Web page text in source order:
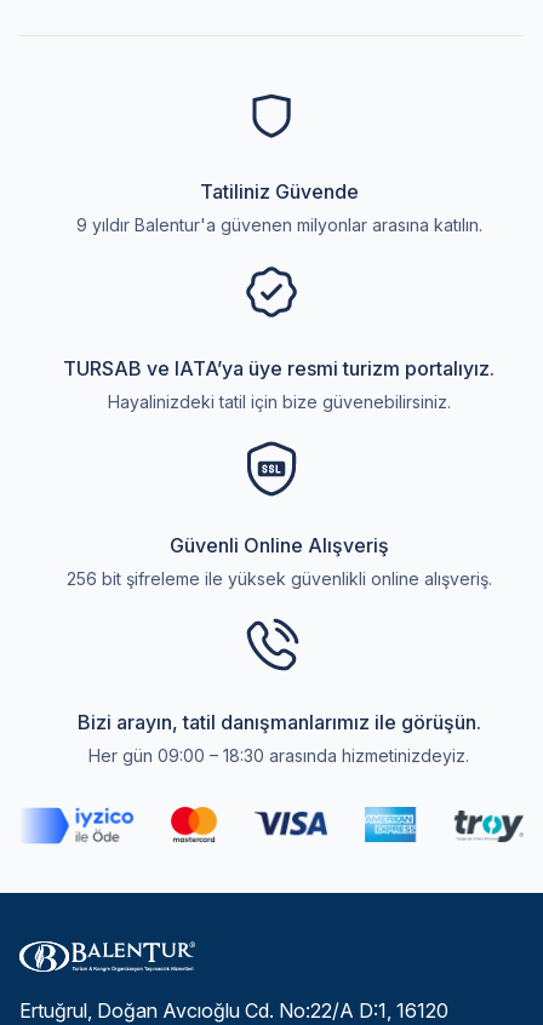
Tatiliniz Güvende
9 yıldır Balentur'a güvenen milyonlar arasına katılın.
TURSAB ve IATA’ya üye resmi turizm portalıyız.
Hayalinizdeki tatil için bize güvenebilirsiniz.
Güvenli Online Alışveriş
256 bit şifreleme ile yüksek güvenlikli online alışveriş.
Bizi arayın, tatil danışmanlarımız ile görüşün.
Her gün 09:00 – 18:30 arasında hizmetinizdeyiz.
Ertuğrul, Doğan Avcıoğlu Cd. No:22/A D:1, 16120